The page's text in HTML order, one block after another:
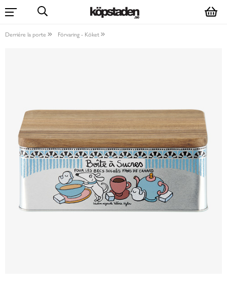
Derriére la porte Förvaring - Köket